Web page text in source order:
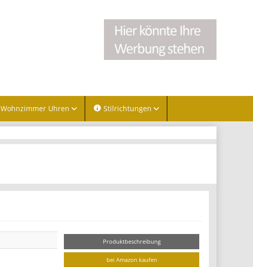
Wohnzimmer Uhren Stilrichtungen
Produktbeschreibung
bei Amazon kaufen